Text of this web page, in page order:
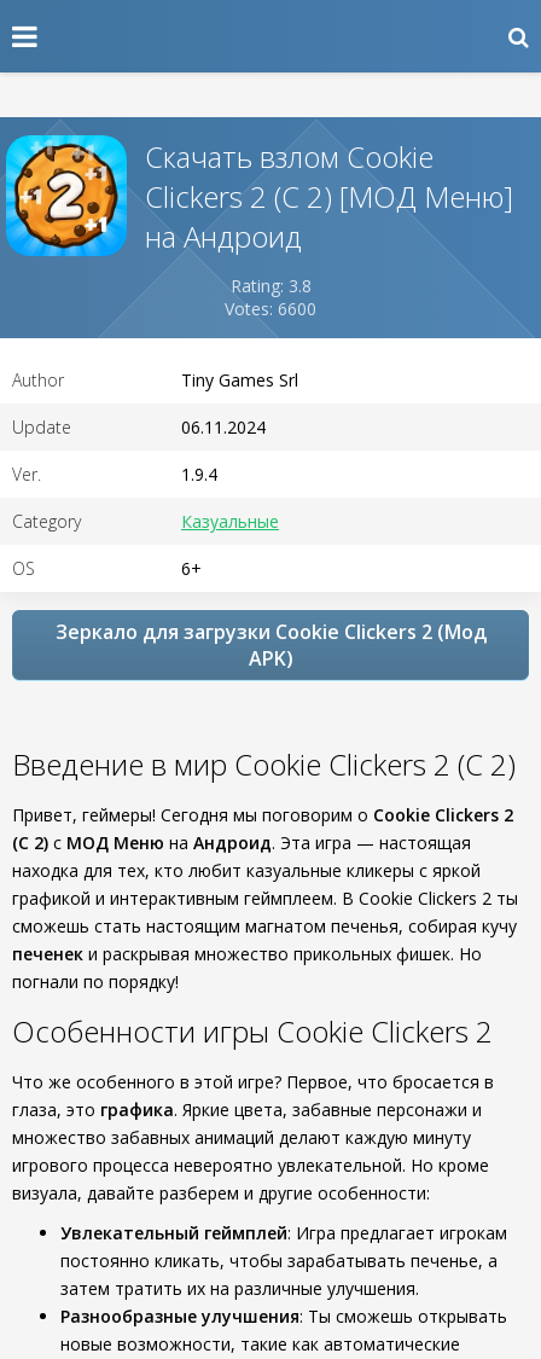
Скачать взлом Cookie
Clickers 2 (С 2) [МОД Меню]
на Андроид
Rating: 3.8
Votes: 6600
Author Tiny Games Srl
Update 06.11.2024
Ver. 1.9.4
Category Казуальные
OS 6+
Зеркало для загрузки Cookie Clickers 2 (Мод
APK)
Введение в мир Cookie Clickers 2 (С 2)
Привет, геймеры! Сегодня мы поговорим о Cookie Clickers 2
(С 2) с МОД Меню на Андроид. Эта игра — настоящая
находка для тех, кто любит казуальные кликеры с яркой
графикой и интерактивным геймплеем. В Cookie Clickers 2 ты
сможешь стать настоящим магнатом печенья, собирая кучу
печенек и раскрывая множество прикольных фишек. Но
погнали по порядку!
Особенности игры Cookie Clickers 2
Что же особенного в этой игре? Первое, что бросается в
глаза, это графика. Яркие цвета, забавные персонажи и
множество забавных анимаций делают каждую минуту
игрового процесса невероятно увлекательной. Но кроме
визуала, давайте разберем и другие особенности:
Увлекательный геймплей: Игра предлагает игрокам
постоянно кликать, чтобы зарабатывать печенье, а
затем тратить их на различные улучшения.
Разнообразные улучшения: Ты сможешь открывать
новые возможности, такие как автоматические